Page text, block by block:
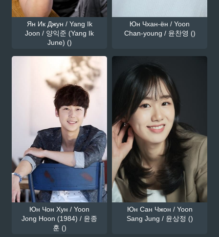
Ян Ик Джун / Yang Ik
Joon / 양익준 (Yang Ik
June) ()
Юн Чхан-ён / Yoon
Chan-young / 윤찬영 ()
Юн Чон Хун / Yoon
Jong Hoon (1984) / 윤종
훈 ()
Юн Сан Чжон / Yoon
Sang Jung / 윤상정 ()